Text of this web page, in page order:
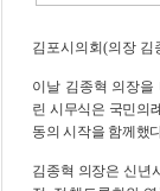
김포시의회 (의장 김
이날 김종혁 의장
린 시무식은 국민의례
동의 시작을 함께했
김종혁 의장은 신년